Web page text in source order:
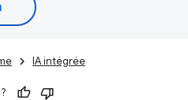
IA intégrée